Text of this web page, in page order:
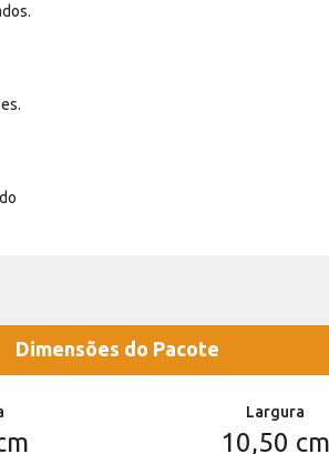
Dimensões do Pacote
Largura
10,50 cm